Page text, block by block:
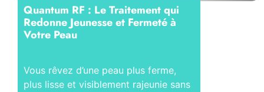
Quantum RF : Le Traitement qui
Redonne Jeunesse et Fermeté à
Votre Peau
Vous rêvez d’une peau plus ferme,
plus lisse et visiblement rajeunie sans